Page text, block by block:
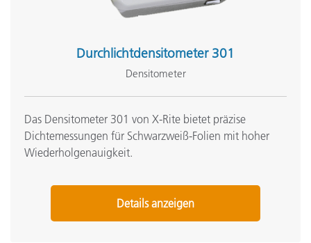
Durchlichtdensitometer 301
Densitometer
Das Densitometer 301 von X-Rite bietet präzise
Dichtemessungen für Schwarzweiß-Folien mit hoher
Wiederholgenauigkeit.
Details anzeigen